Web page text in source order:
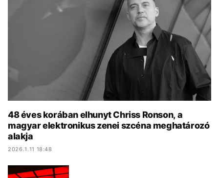
UTAZÁS
DESIGN
ARCOK
TÖRTÉNETEK
GASZTRO
48 éves korában elhunyt Chriss Ronson, a
magyar elektronikus zenei szcéna meghatározó
alakja
2026.1.11 18:48